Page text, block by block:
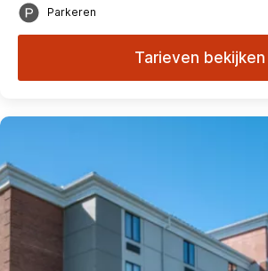
Parkeren
Tarieven bekijken